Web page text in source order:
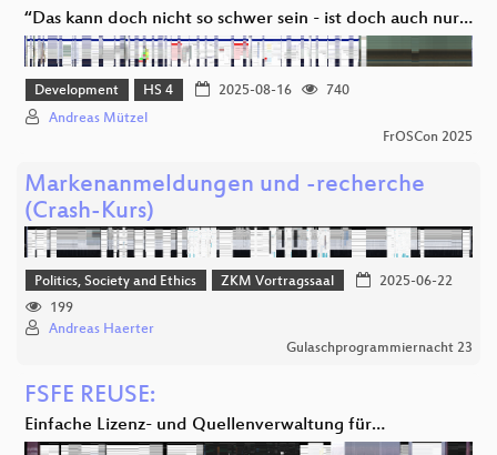
“Das kann doch nicht so schwer sein - ist doch auch nur…
Development HS 4 2025-08-16
740
Andreas Mützel
FrOSCon 2025
Markenanmeldungen und -recherche
(Crash-Kurs)
Politics, Society and Ethics ZKM Vortragssaal
2025-06-22
199
Andreas Haerter
Gulaschprogrammiernacht 23
FSFE REUSE:
Einfache Lizenz- und Quellenverwaltung für…